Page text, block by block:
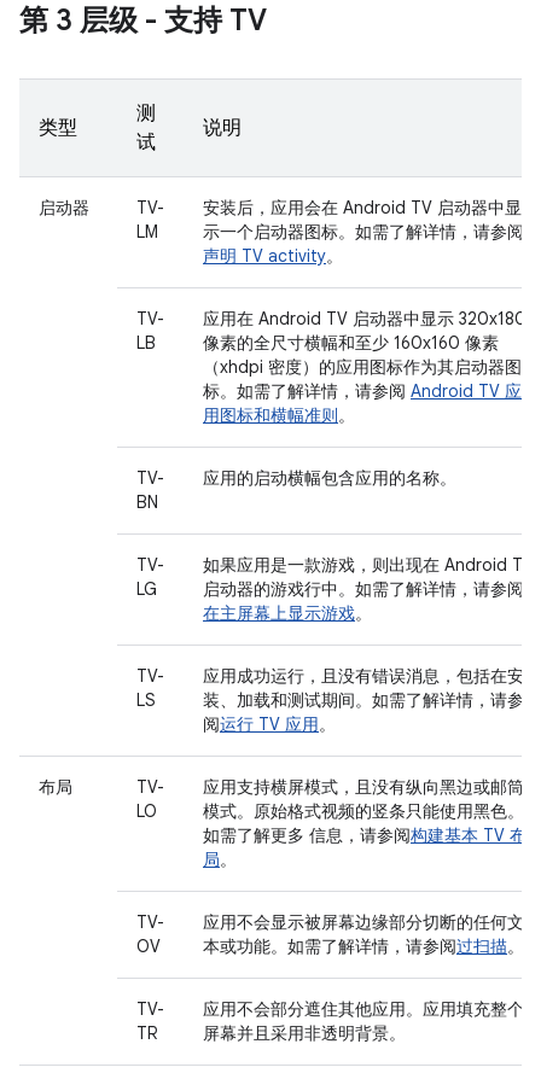
第 3 层级 - 支持 TV
类型
测
试
说明
启动器
TV-
LM
安装后，应用会在 Android TV 启动器中显
示一个启动器图标。如需了解详情，请参阅
声明 TV activity。
TV-
LB
应用在 Android TV 启动器中显示 320x180
像素的全尺寸横幅和至少 160x160 像素
（xhdpi 密度）的应用图标作为其启动器图
标。如需了解详情，请参阅 Android TV 应
用图标和横幅准则。
TV-
BN
应用的启动横幅包含应用的名称。
TV-
LG
如果应用是一款游戏，则出现在 Android TV
启动器的游戏行中。如需了解详情，请参阅
在主屏幕上显示游戏。
TV-
LS
应用成功运行，且没有错误消息，包括在安
装、加载和测试期间。如需了解详情，请参
阅运行 TV 应用。
布局
TV-
LO
应用支持横屏模式，且没有纵向黑边或邮筒
模式。原始格式视频的竖条只能使用黑色。
如需了解更多 信息，请参阅构建基本 TV 布
局。
TV-
OV
应用不会显示被屏幕边缘部分切断的任何文
本或功能。如需了解详情，请参阅过扫描。
TV-
TR
应用不会部分遮住其他应用。应用填充整个
屏幕并且采用非透明背景。